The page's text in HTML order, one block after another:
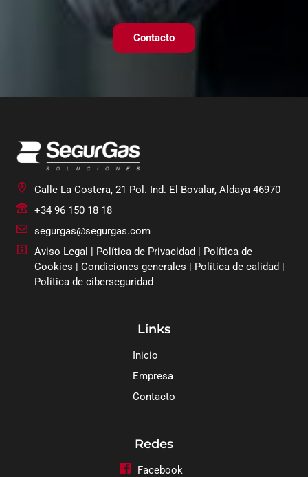
Contacto
Calle La Costera, 21 Pol. Ind. El Bovalar, Aldaya 46970
+34 96 150 18 18
segurgas@segurgas.com
Aviso Legal | Política de Privacidad | Política de
Cookies | Condiciones generales | Política de calidad |
Política de ciberseguridad
Links
Inicio
Empresa
Contacto
Redes
Facebook